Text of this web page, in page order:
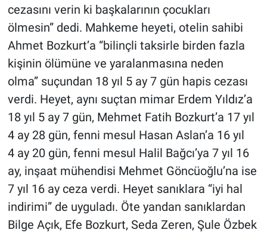
cezasını verin ki başkalarının çocukları
ölmesin” dedi. Mahkeme heyeti, otelin sahibi
Ahmet Bozkurt’a “bilinçli taksirle birden fazla
kişinin ölümüne ve yaralanmasına neden
olma” suçundan 18 yıl 5 ay 7 gün hapis cezası
verdi. Heyet, aynı suçtan mimar Erdem Yıldız’a
18 yıl 5 ay 7 gün, Mehmet Fatih Bozkurt’a 17 yıl
4 ay 28 gün, fenni mesul Hasan Aslan’a 16 yıl
4 ay 20 gün, fenni mesul Halil Bağcı’ya 7 yıl 16
ay, inşaat mühendisi Mehmet Göncüoğlu’na ise
7 yıl 16 ay ceza verdi. Heyet sanıklara “iyi hal
indirimi” de uyguladı. Öte yandan sanıklardan
Bilge Açık, Efe Bozkurt, Seda Zeren, Şule Özbek